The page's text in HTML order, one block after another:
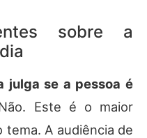
sobre a
julga se a pessoa é
Este é o maior
A audiência de